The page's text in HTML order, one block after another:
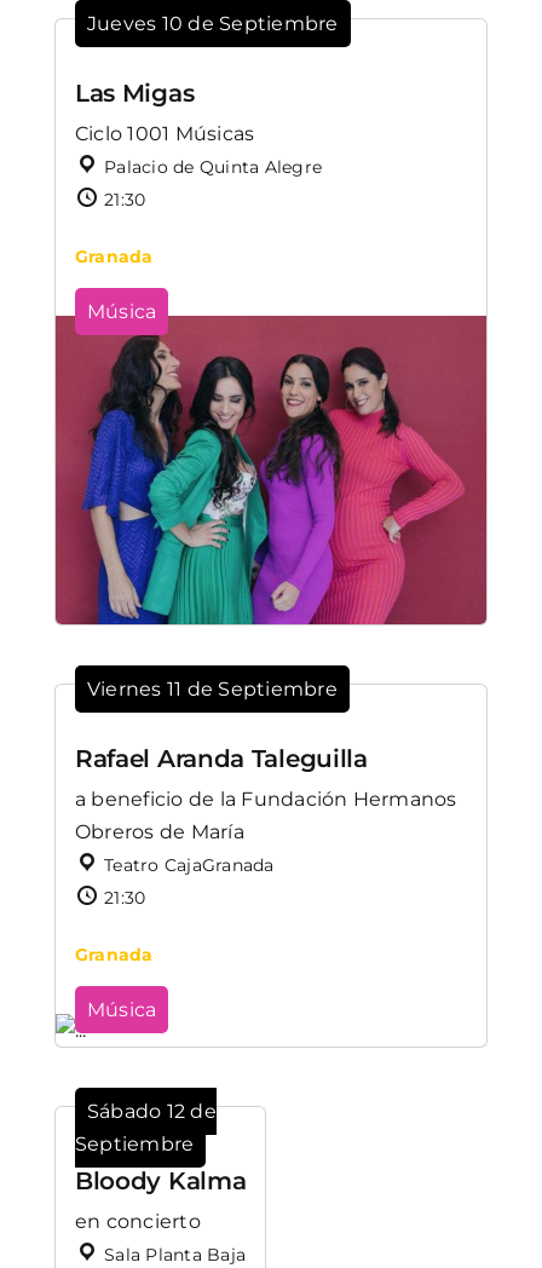
Jueves 10 de Septiembre
Las Migas
Ciclo 1001 Músicas
Palacio de Quinta Alegre
21:30
Granada
Música
Viernes 11 de Septiembre
Rafael Aranda Taleguilla
a beneficio de la Fundación Hermanos
Obreros de María
Teatro CajaGranada
21:30
Granada
Música
Sábado 12 de
Septiembre
Bloody Kalma
en concierto
Sala Planta Baja